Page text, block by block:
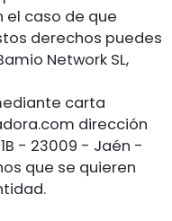
el caso de que
derechos puedes
Network SL,
carta
dirección
- 23009 - Jaén -
que se quieren